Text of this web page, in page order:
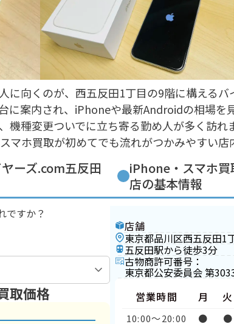
に向くのが、西五反田1丁目の9階に構えるバ
に案内され、iPhoneや最新Androidの相場を
機種変更ついでに立ち寄る勤め人が多く訪れ
マホ買取が初めてでも流れがつかみやすい店
ーズ.com五反田
ですか？
取価格
iPhone・スマホ
店の基本情報
店舗
東京都品川区西五反田1
五反田駅から徒歩3分
古物商許可番号：
東京都公安委員会 第
営業時間
10:00〜20:00
月
●
火
●